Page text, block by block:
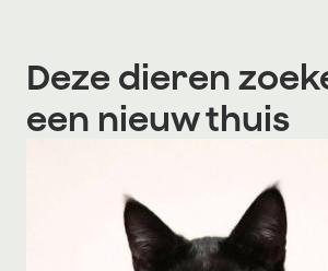
Deze dieren
een nieuw thuis